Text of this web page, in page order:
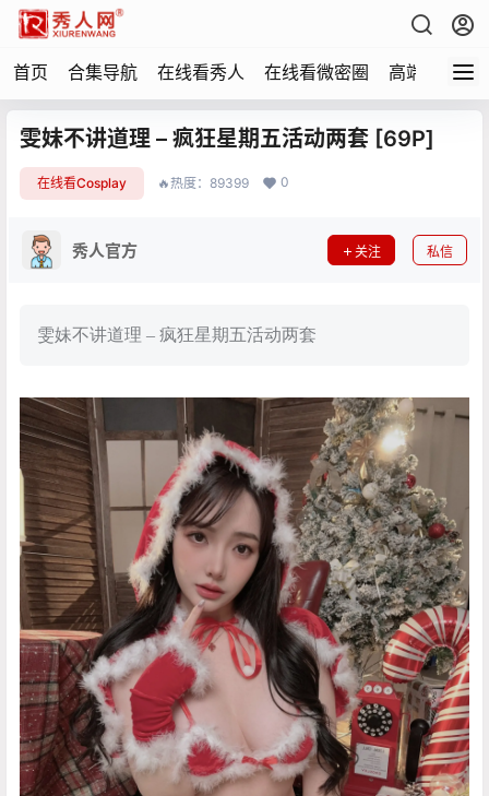
首页 合集导航 在线看秀人 在线看微密圈 高端写真
雯妹不讲道理 – 疯狂星期五活动两套 [69P]
在线看Cosplay 🔥热度：89399 0
秀人官方 关注 私信
雯妹不讲道理 – 疯狂星期五活动两套